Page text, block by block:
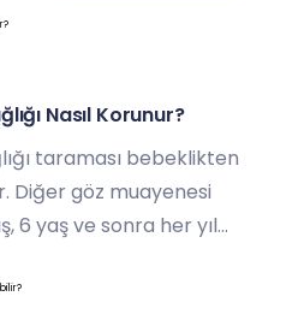
Nasıl Korunur?
taraması bebeklikten
Diğer göz muayenesi
6 yaş ve sonra her yıl